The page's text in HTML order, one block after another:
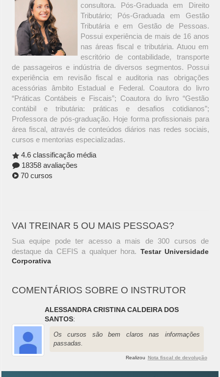
consultora. Pós-Graduada em Direito
Tributário; Pós-Graduada em Gestão
Tributária e em Gestão de Pessoas.
Possui experiência de mais de 16 anos
nas áreas fiscal e tributária. Atuou em
escritório de contabilidade, transporte
de passageiros e indústria de diversos segmentos. Possui
experiência em revisão fiscal e auditoria nas obrigações
acessórias âmbito Estadual e Federal. Coautora do livro
“Práticas Contábeis e Fiscais”; Coautora do livro “Gestão
contábil e tributária: práticas e desafios cotidianos”;
Professora de pós-graduação. Hoje forma profissionais para
área fiscal, através de conteúdos diários nas redes sociais,
cursos e mentorias especializadas.
4.6 classificação média
18358 avaliações
70 cursos
VAI TREINAR 5 OU MAIS PESSOAS?
Sua equipe pode ter acesso a mais de 300 cursos de
destaque da CEFIS a qualquer hora. Testar Universidade
Corporativa
COMENTÁRIOS SOBRE O INSTRUTOR
ALESSANDRA CRISTINA CALDEIRA DOS
SANTOS:
Os cursos são bem claros nas informações
passadas.
Realizou Nota fiscal de devolução